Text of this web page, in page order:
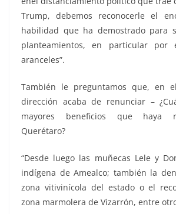
Trump, debemos reconocerle el
habilidad que ha demostrado para
planteamientos, en particular
aranceles”.
También le preguntamos que, en
dirección acaba de renunciar –
mayores beneficios que haya
Querétaro?
“Desde luego las muñecas Lele y
indígena de Amealco; también la
zona vitivinícola del estado o el
zona marmolera de Vizarrón, entre